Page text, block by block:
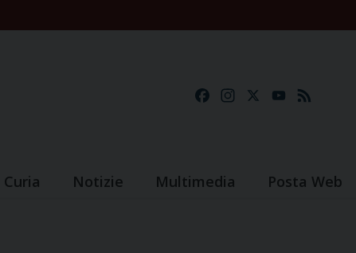
FacebookInstagramYouTube
Curia Notizie Multimedia Posta Web